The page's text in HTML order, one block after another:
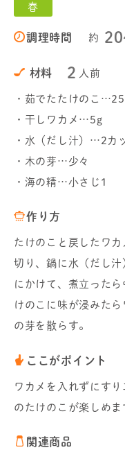
春
調理時間 約
材料 2 人前
・茹でたたけのこ
・干しワカメ…5g
・水（だし汁）…2カ
・木の芽…少々
・海の精…小さじ1
作り方
たけのこと戻したワ
切り、鍋に水（だし
にかけて、煮立った
けのこに味が浸みた
の芽を散らす。
ここがポイント
ワカメを入れずにす
のたけのこが楽しめま
関連商品